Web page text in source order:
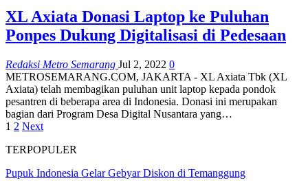
XL Axiata Donasi Laptop ke Puluhan
Ponpes Dukung Digitalisasi di Pedesaan
Redaksi Metro Semarang Jul 2, 2022 0
METROSEMARANG.COM, JAKARTA - XL Axiata Tbk (XL
Axiata) telah membagikan puluhan unit laptop kepada pondok
pesantren di beberapa area di Indonesia. Donasi ini merupakan
bagian dari Program Desa Digital Nusantara yang…
1 2 Next
TERPOPULER
Pupuk Indonesia Gelar Gebyar Diskon di Temanggung